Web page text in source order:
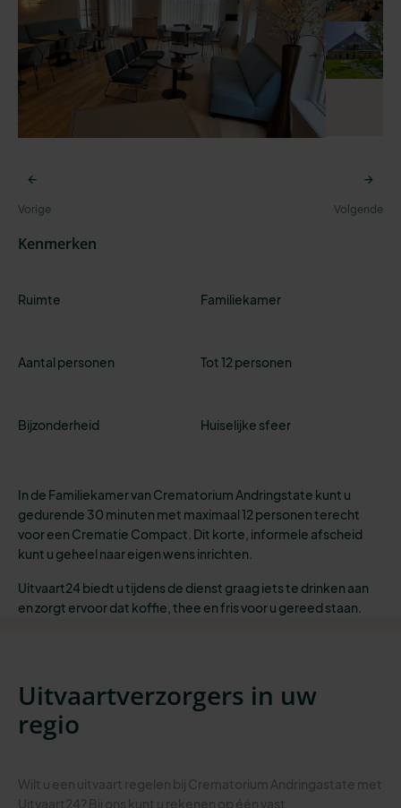
Kenmerken
Ruimte Familiekamer
Aantal personen Tot 12 personen
Bijzonderheid Huiselijke sfeer
In de Familiekamer van Crematorium Andringstate kunt u
gedurende 30 minuten met maximaal 12 personen terecht
voor een Crematie Compact. Dit korte, informele afscheid
kunt u geheel naar eigen wens inrichten.
Uitvaart24 biedt u tijdens de dienst graag iets te drinken aan
en zorgt ervoor dat koffie, thee en fris voor u gereed staan.
Uitvaartverzorgers in uw
regio
Wilt u een uitvaart regelen bij Crematorium Andringastate met
Uitvaart24? Bij ons kunt u rekenen op één vast